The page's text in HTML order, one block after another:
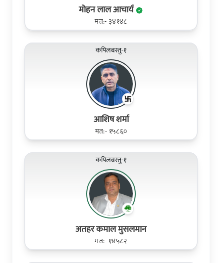
मोहन लाल आचार्य
मत:- ३४१४८
कपिलबस्तु-१
आशिष शर्मा
मत:- १५८६०
कपिलबस्तु-१
अतहर कमाल मुसलमान
मत:- १४५८२